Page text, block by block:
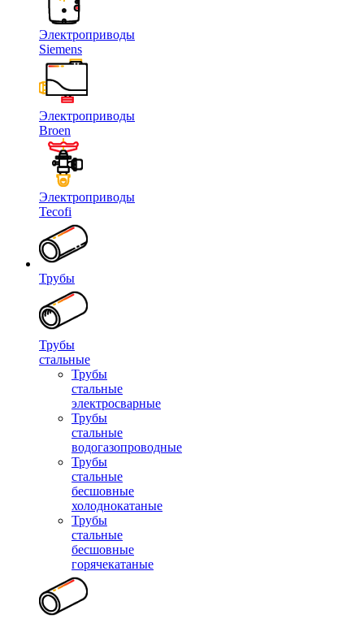
Электроприводы
Siemens
Электроприводы
Broen
Электроприводы
Tecofi
Трубы
Трубы
стальные
Трубы
стальные
электросварные
Трубы
стальные
водогазопроводные
Трубы
стальные
бесшовные
холоднокатаные
Трубы
стальные
бесшовные
горячекатаные